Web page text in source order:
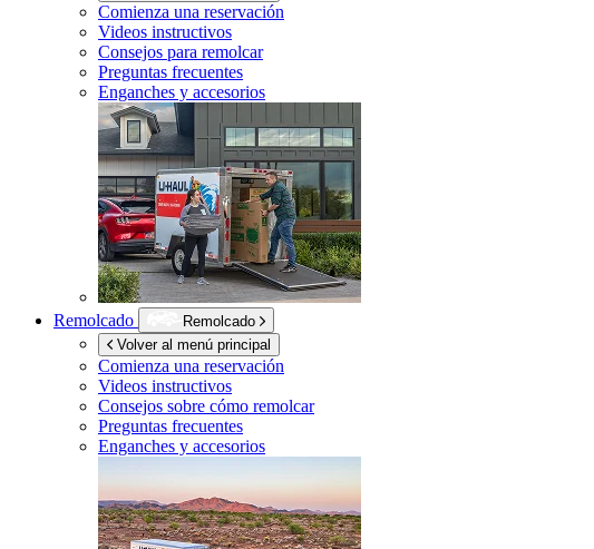
Comienza una reservación
Videos instructivos
Consejos para remolcar
Preguntas frecuentes
Enganches y accesorios
Remolcado
Remolcado
Volver al menú principal
Comienza una reservación
Videos instructivos
Consejos sobre cómo remolcar
Preguntas frecuentes
Enganches y accesorios